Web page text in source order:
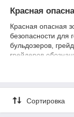
Красная
Красная опасная
безопасности для
бульдозеров,
грейдеров
устанавливаются
Фары
Сортировка